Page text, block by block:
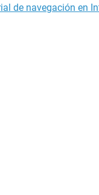
de navegación en